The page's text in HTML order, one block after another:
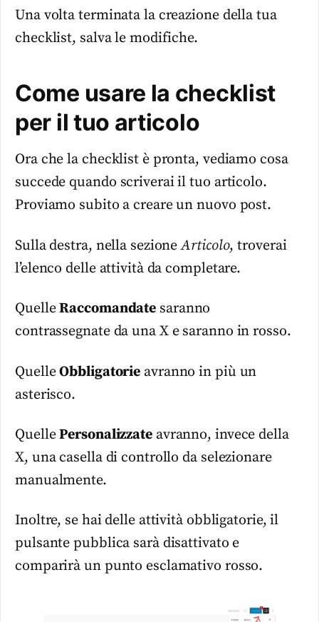
Una volta terminata la creazione della tua
checklist, salva le modifiche.
Come usare la checklist
per il tuo articolo
Ora che la checklist è pronta, vediamo cosa
succede quando scriverai il tuo articolo.
Proviamo subito a creare un nuovo post.
Sulla destra, nella sezioneArticolo, troverai
l’elenco delle attività da completare.
QuelleRaccomandate saranno
contrassegnate da una X e saranno in rosso.
QuelleObbligatorie avranno in più un
asterisco.
QuellePersonalizzateavranno, invece della
X, una casella di controllo da selezionare
manualmente.
Inoltre, se hai delle attività obbligatorie, il
pulsante pubblica sarà disattivato e
comparirà un punto esclamativo rosso.